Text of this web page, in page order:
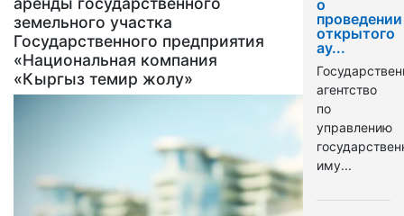
земельного участка
Государственного предприятия
«Национальная компания
«Кыргыз темир жолу»
о
проведении
открытого
ау...
агентство
по
управлению
иму...